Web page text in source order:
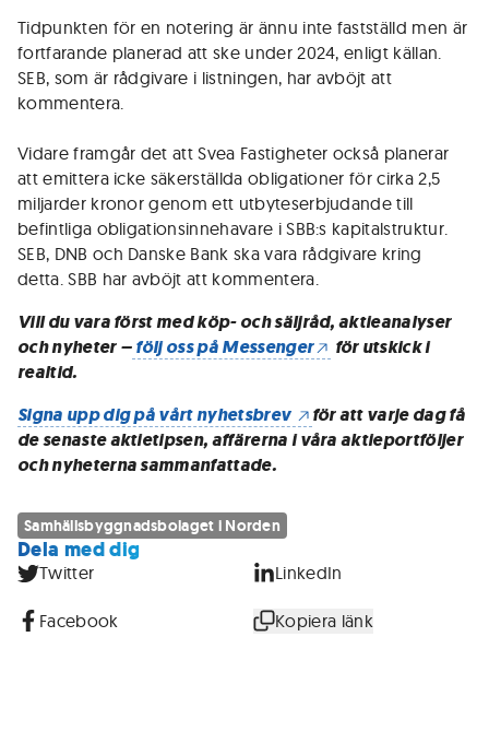
Tidpunkten för en notering är ännu inte fastställd men är
fortfarande planerad att ske under 2024, enligt källan.
SEB, som är rådgivare i listningen, har avböjt att
kommentera.
Vidare framgår det att Svea Fastigheter också planerar
att emittera icke säkerställda obligationer för cirka 2,5
miljarder kronor genom ett utbyteserbjudande till
befintliga obligationsinnehavare i SBB:s kapitalstruktur.
SEB, DNB och Danske Bank ska vara rådgivare kring
detta. SBB har avböjt att kommentera.
Vill du vara först med köp- och säljråd, aktieanalyser
och nyheter –följ oss på Messenger
för utskick i
realtid.
Signa upp dig på vårt nyhetsbrev
för att varje dag få
de senaste aktietipsen, affärerna i våra aktieportföljer
och nyheterna sammanfattade.
Samhällsbyggnadsbolaget i Norden
Dela med dig
Twitter LinkedIn
Facebook Kopiera länk